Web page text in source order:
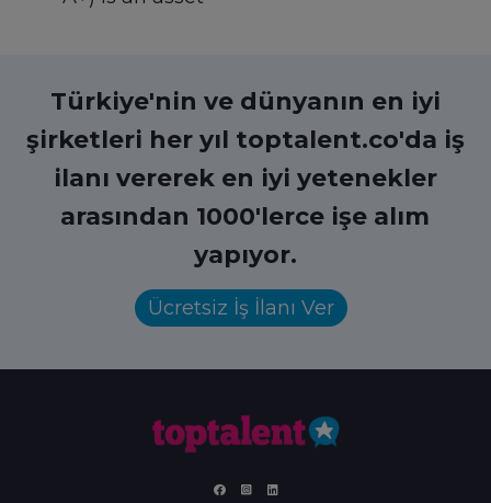
Türkiye'nin ve dünyanın en iyi
şirketleri her yıl toptalent.co'da iş
ilanı vererek en iyi yetenekler
arasından 1000'lerce işe alım
yapıyor.
Ücretsiz İş İlanı Ver